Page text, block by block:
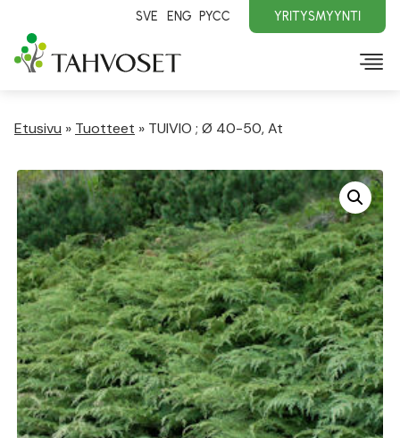
SVE ENG PYCC YRITYSMYYNTI
Etusivu » Tuotteet » TUIVIO ; Ø 40-50, At